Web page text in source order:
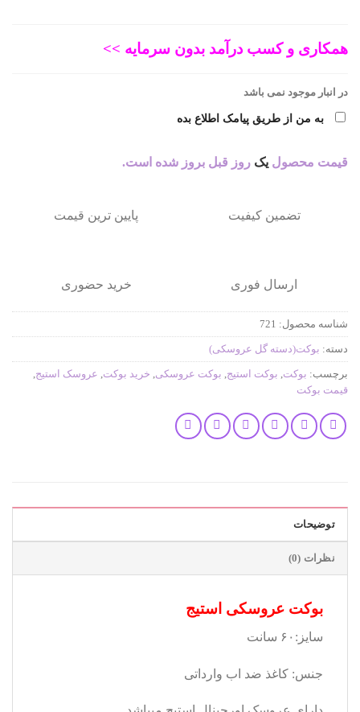
اصلی:
همکاری و کسب درآمد بدون سرمایه >>
در انبار موجود نمی باشد
به من از طریق پیامک اطلاع بده
قیمت محصول یک روز قبل بروز شده است.
تضمین کیفیت پایین ترین قیمت
ارسال فوری خرید حضوری
شناسه محصول: 721
دسته: بوکت(دسته گل عروسکی)
برچسب: بوکت, بوکت استیج, بوکت عروسکی, خرید بوکت, عروسک استیج,
قیمت بوکت
توضیحات
نظرات (0)
بوکت عروسکی استیج
سایز:۶۰ سانت
جنس: کاغذ ضد اب وارداتی